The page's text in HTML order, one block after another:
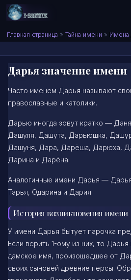
Skip to content
Сонник I-SONNIK.COM
Главная страница » Тайна имени » Имена
Дарья значение имени
Часто именем Дарья называют
православные и католики.
Дарью иногда зовут кратко —
Дашуля, Дашута, Дарьюшка,
Дашуня, Дара, Дарёша, Дарюха,
Дарина и Дарёна.
Аналогичные имени Дарья —
Тарья, Одарина и Дария.
История возникновения имени
У имени Дарья бытует парочка
Если верить 1-ому из них, то
дамское имя, произошедшее от
своих сыновей древние персы.